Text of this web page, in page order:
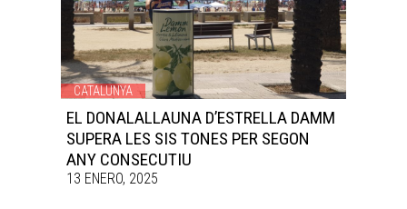
CATALUNYA
EL DONALALLAUNA D’ESTRELLA DAMM
SUPERA LES SIS TONES PER SEGON
ANY CONSECUTIU
13 ENERO, 2025